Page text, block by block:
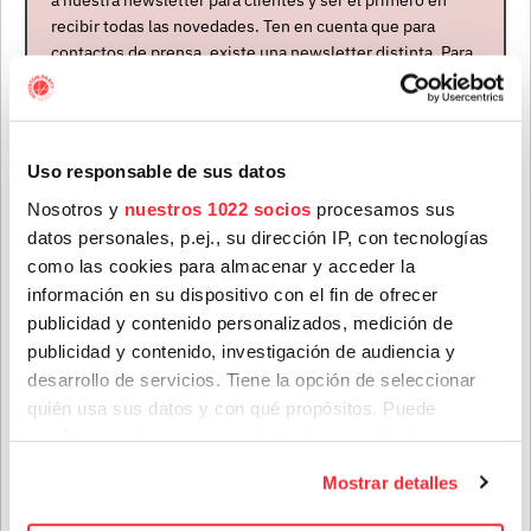
Uso responsable de sus datos
Nosotros y nuestros 1022 socios procesamos sus
datos personales, p.ej., su dirección IP, con tecnologías
como las cookies para almacenar y acceder la
información en su dispositivo con el fin de ofrecer
publicidad y contenido personalizados, medición de
publicidad y contenido, investigación de audiencia y
desarrollo de servicios. Tiene la opción de seleccionar
quién usa sus datos y con qué propósitos. Puede
Mostrar detalles
ÚLTIMAS NOTICIAS
Teenage Fanclub anuncian su próximo disco, "Do Not
Dare Dream", el que nos vendrán a presentar en su gira
de octubre
28 jul. 2026
recibir todas las novedades. Ten en cuenta que para
contactos de prensa, existe una newsletter distinta. Para
formar parte de ella, envíanos un mensaje a
Apellidos
Correo electrónico*